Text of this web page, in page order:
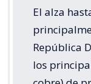
El alza
República
los